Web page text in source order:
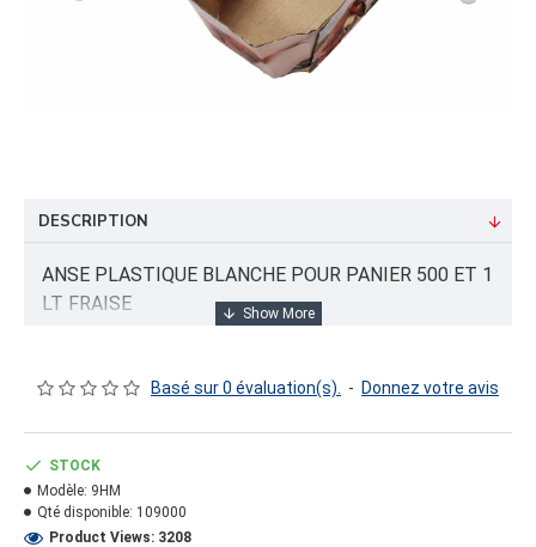
DESCRIPTION
ANSE PLASTIQUE BLANCHE POUR PANIER 500 ET 1
LT FRAISE
9X0.71"
FORMAT DU PRODUIT
Basé sur 0 évaluation(s). - Donnez votre avis
STOCK
Modèle: 9HM
Qté disponible: 109000
Product Views: 3208